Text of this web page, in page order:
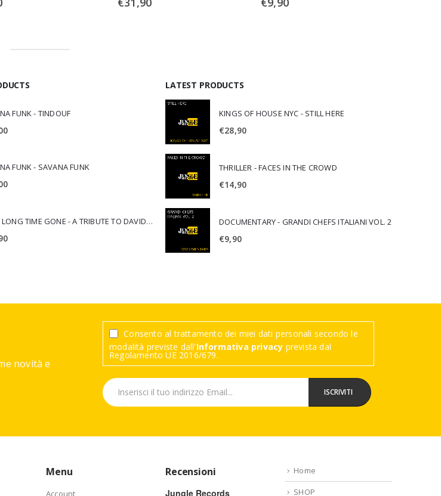
FUNK - TINDOUF
FUNK - SAVANA FUNK
AAVV LONG TIME GONE - A TRIBUTE TO DAVID CROSBY
LATEST PRODUCTS
KINGS OF HOUSE NYC - STILL HERE
€28,90
THRILLER - FACES IN THE CROWD
€14,90
DOCUMENTARY - GRANDI CHEFS ITALIANI VOL. 2
€9,90
novità e
Consento al trattamento dei miei dati personali secondo le
modalità previste dall'Informativa privacy prevista dal
Regolamento UE 2016/679.
Menu
Account
Recensioni
Jungle Records
Home
SHOP